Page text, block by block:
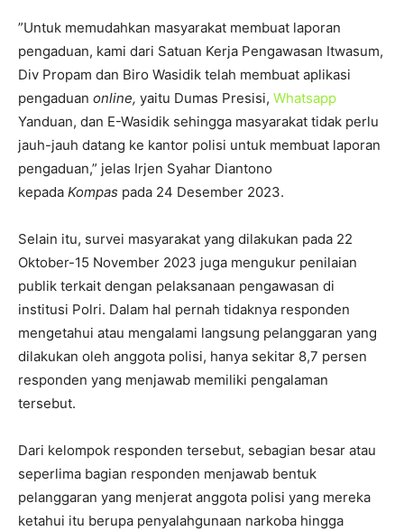
”Untuk memudahkan masyarakat membuat laporan
pengaduan, kami dari Satuan Kerja Pengawasan Itwasum,
Div Propam dan Biro Wasidik telah membuat aplikasi
pengaduan online, yaitu Dumas Presisi, Whatsapp
Yanduan, dan E-Wasidik sehingga masyarakat tidak perlu
jauh-jauh datang ke kantor polisi untuk membuat laporan
pengaduan,” jelas Irjen Syahar Diantono
kepada Kompas pada 24 Desember 2023.
Selain itu, survei masyarakat yang dilakukan pada 22
Oktober-15 November 2023 juga mengukur penilaian
publik terkait dengan pelaksanaan pengawasan di
institusi Polri. Dalam hal pernah tidaknya responden
mengetahui atau mengalami langsung pelanggaran yang
dilakukan oleh anggota polisi, hanya sekitar 8,7 persen
responden yang menjawab memiliki pengalaman
tersebut.
Dari kelompok responden tersebut, sebagian besar atau
seperlima bagian responden menjawab bentuk
pelanggaran yang menjerat anggota polisi yang mereka
ketahui itu berupa penyalahgunaan narkoba hingga